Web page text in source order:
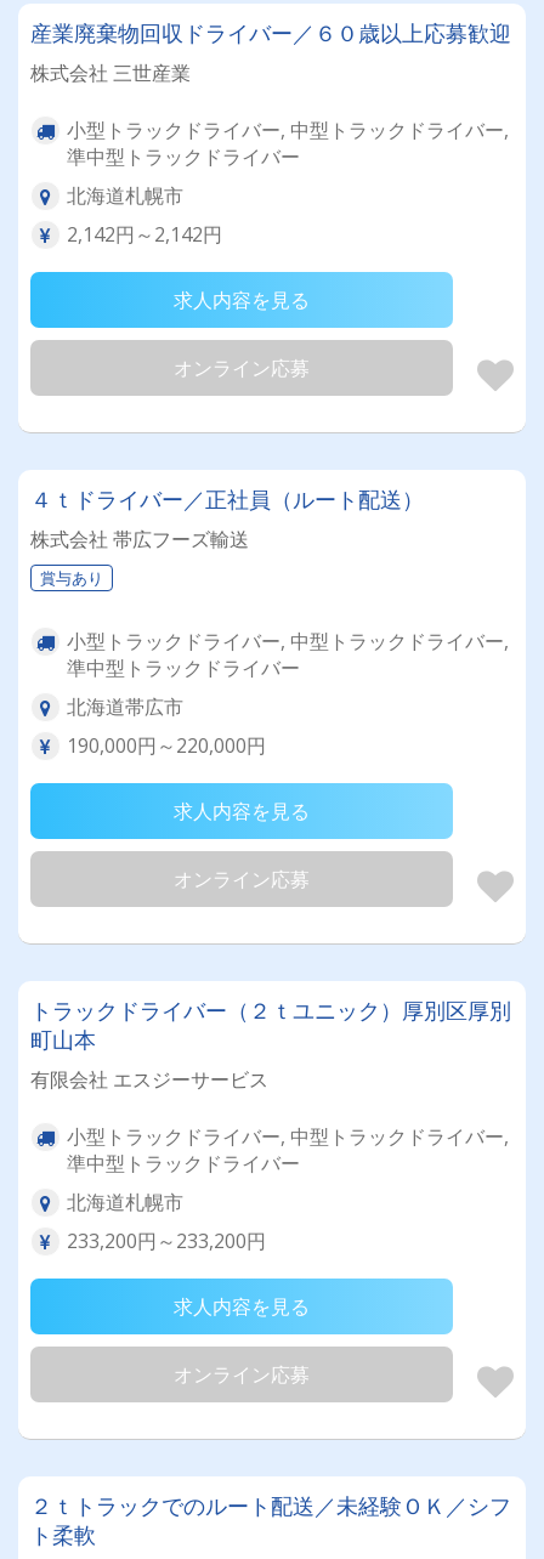
産業廃棄物回収ドライバー／６０歳以上応募歓迎
株式会社 三世産業
小型トラックドライバー, 中型トラックドライバー,
準中型トラックドライバー
北海道札幌市
2,142円～2,142円
求人内容を見る
オンライン応募
４ｔドライバー／正社員（ルート配送）
株式会社 帯広フーズ輸送
賞与あり
小型トラックドライバー, 中型トラックドライバー,
準中型トラックドライバー
北海道帯広市
190,000円～220,000円
求人内容を見る
オンライン応募
トラックドライバー（２ｔユニック）厚別区厚別
町山本
有限会社 エスジーサービス
小型トラックドライバー, 中型トラックドライバー,
準中型トラックドライバー
北海道札幌市
233,200円～233,200円
求人内容を見る
オンライン応募
２ｔトラックでのルート配送／未経験ＯＫ／シフ
ト柔軟